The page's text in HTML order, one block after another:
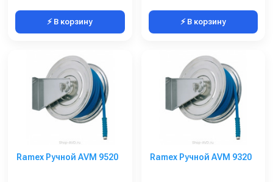
⚡ В корзину ⚡ В корзину
Ramex Ручной AVM 9520 Ramex Ручной AVM 9320